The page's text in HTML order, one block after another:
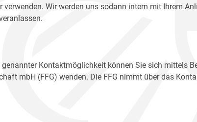
verwenden. Wir werden uns sodann intern mit Ihrem
Kontaktmöglichkeit können Sie sich mittels
mbH (FFG) wenden. Die FFG nimmt über das